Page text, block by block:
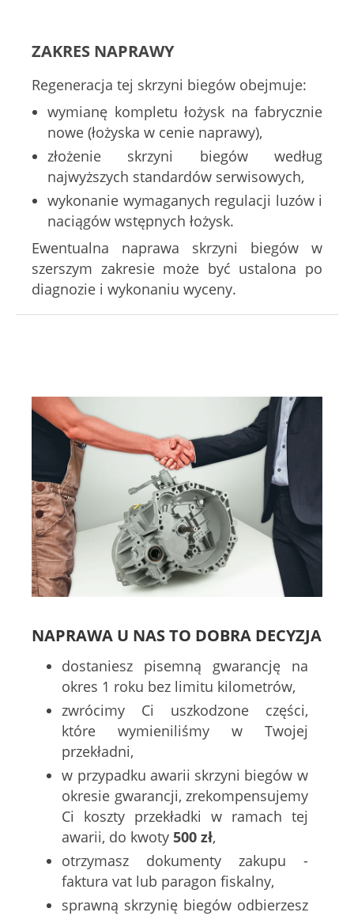
ZAKRES NAPRAWY
Regeneracja tej skrzyni biegów obejmuje:
wymianę kompletu łożysk na fabrycznie
nowe (łożyska w cenie naprawy),
złożenie skrzyni biegów według
najwyższych standardów serwisowych,
wykonanie wymaganych regulacji luzów i
naciągów wstępnych łożysk.
Ewentualna naprawa skrzyni biegów w
szerszym zakresie może być ustalona po
diagnozie i wykonaniu wyceny.
NAPRAWA U NAS TO DOBRA DECYZJA
dostaniesz pisemną gwarancję na
okres 1 roku bez limitu kilometrów,
zwrócimy Ci uszkodzone części,
które wymieniliśmy w Twojej
przekładni,
w przypadku awarii skrzyni biegów w
okresie gwarancji, zrekompensujemy
Ci koszty przekładki w ramach tej
awarii, do kwoty500 zł,
otrzymasz dokumenty zakupu -
faktura vat lub paragon fiskalny,
sprawną skrzynię biegów odbierzesz